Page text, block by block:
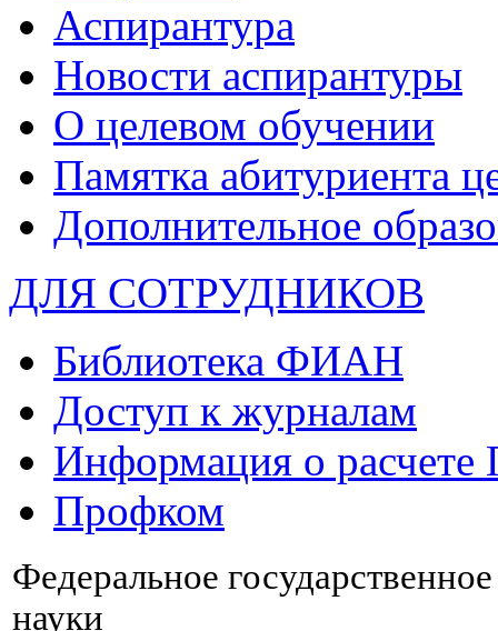
Аспирантура
Новости аспирантуры
О целевом обучении
Памятка абитуриента
Дополнительное
ДЛЯ СОТРУДНИКОВ
Библиотека ФИАН
Доступ к журналам
Информация о
Профком
Федеральное
науки